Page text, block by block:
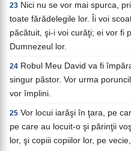
23 Nici nu se vor mai spurca,
toate fărădelegile lor. Îi voi
păcătuit, şi-i voi curăţi; ei vor fi
Dumnezeul lor.
24 Robul Meu David va fi
singur păstor. Vor urma
vor împlini.
25 Vor locui iarăşi în ţara, pe
pe care au locuit-o şi părinţii
lor, şi copiii copiilor lor, pe